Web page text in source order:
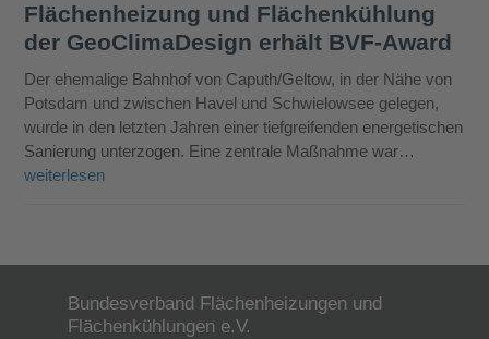
Flächenheizung und Flächenkühlung
der GeoClimaDesign erhält BVF-Award
Der ehemalige Bahnhof von Caputh/Geltow, in der Nähe von
Potsdam und zwischen Havel und Schwielowsee gelegen,
wurde in den letzten Jahren einer tiefgreifenden energetischen
Sanierung unterzogen. Eine zentrale Maßnahme war…
weiterlesen
Bundesverband Flächenheizungen und
Flächenkühlungen e.V.